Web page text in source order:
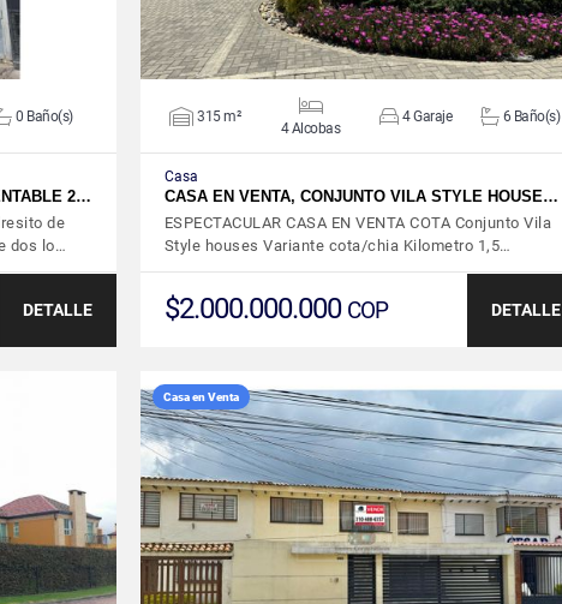
0 Baño(s)
2…
de
dos lo…
DETALLE
315 m²
4 Alcobas
4 Garaje 6 Baño(s)
Casa
CASA EN VENTA, CONJUNTO VILA STYLE HOUSE…
ESPECTACULAR CASA EN VENTA COTA Conjunto Vila
Style houses Variante cota/chia Kilometro 1,5…
$2.000.000.000 COP DETALLE
Casa en Venta
VER DETALLES